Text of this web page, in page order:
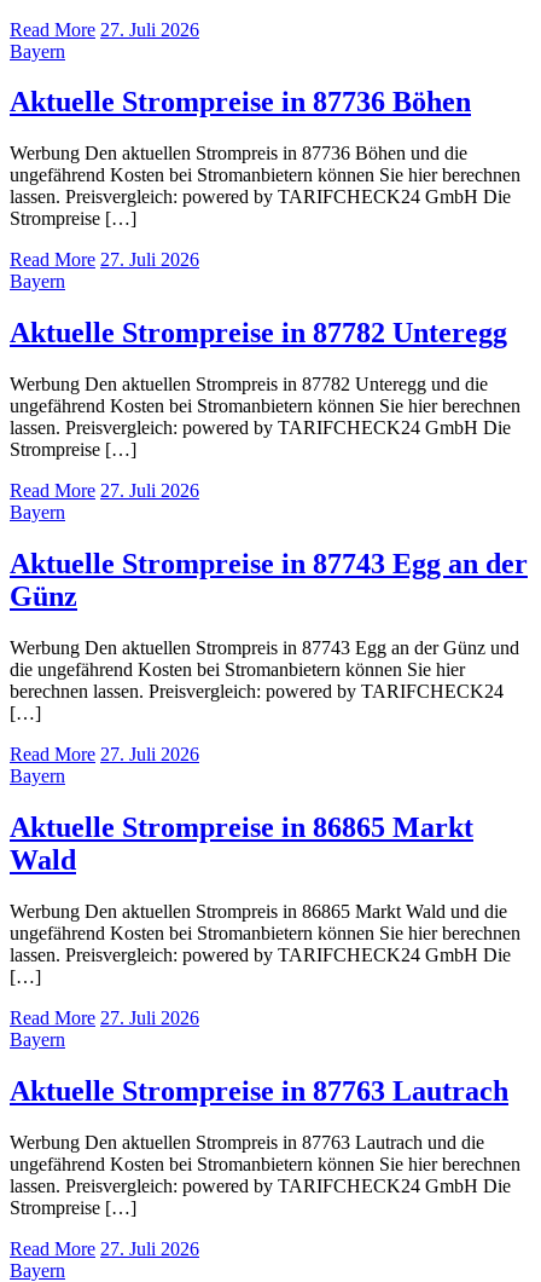
Read More 27. Juli 2026
Bayern
Aktuelle Strompreise in 87736 Böhen
Werbung Den aktuellen Strompreis in 87736 Böhen und die
ungefährend Kosten bei Stromanbietern können Sie hier berechnen
lassen. Preisvergleich: powered by TARIFCHECK24 GmbH Die
Strompreise […]
Read More 27. Juli 2026
Bayern
Aktuelle Strompreise in 87782 Unteregg
Werbung Den aktuellen Strompreis in 87782 Unteregg und die
ungefährend Kosten bei Stromanbietern können Sie hier berechnen
lassen. Preisvergleich: powered by TARIFCHECK24 GmbH Die
Strompreise […]
Read More 27. Juli 2026
Bayern
Aktuelle Strompreise in 87743 Egg an der
Günz
Werbung Den aktuellen Strompreis in 87743 Egg an der Günz und
die ungefährend Kosten bei Stromanbietern können Sie hier
berechnen lassen. Preisvergleich: powered by TARIFCHECK24
[…]
Read More 27. Juli 2026
Bayern
Aktuelle Strompreise in 86865 Markt
Wald
Werbung Den aktuellen Strompreis in 86865 Markt Wald und die
ungefährend Kosten bei Stromanbietern können Sie hier berechnen
lassen. Preisvergleich: powered by TARIFCHECK24 GmbH Die
[…]
Read More 27. Juli 2026
Bayern
Aktuelle Strompreise in 87763 Lautrach
Werbung Den aktuellen Strompreis in 87763 Lautrach und die
ungefährend Kosten bei Stromanbietern können Sie hier berechnen
lassen. Preisvergleich: powered by TARIFCHECK24 GmbH Die
Strompreise […]
Read More 27. Juli 2026
Bayern